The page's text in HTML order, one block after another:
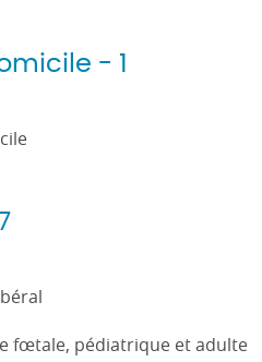
- 1
fœtale, pédiatrique et adulte